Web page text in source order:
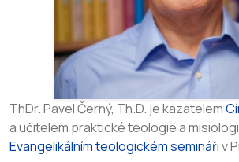
ThDr. Pavel Černý, Th.D. je kazatelem
a učitelem praktické teologie a
Evangelikálním teologickém seminářiv